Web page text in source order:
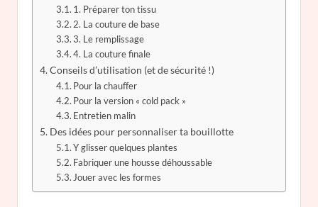
1. Préparer ton tissu
2. La couture de base
3. Le remplissage
4. La couture finale
Conseils d’utilisation (et de sécurité !)
Pour la chauffer
Pour la version « cold pack »
Entretien malin
Des idées pour personnaliser ta bouillotte
Y glisser quelques plantes
Fabriquer une housse déhoussable
Jouer avec les formes